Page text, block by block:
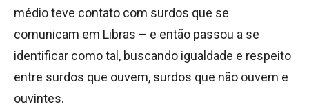
médio teve contato com surdos que se
comunicam em Libras – e então passou a se
identificar como tal, buscando igualdade e respeito
entre surdos que ouvem, surdos que não ouvem e
ouvintes.